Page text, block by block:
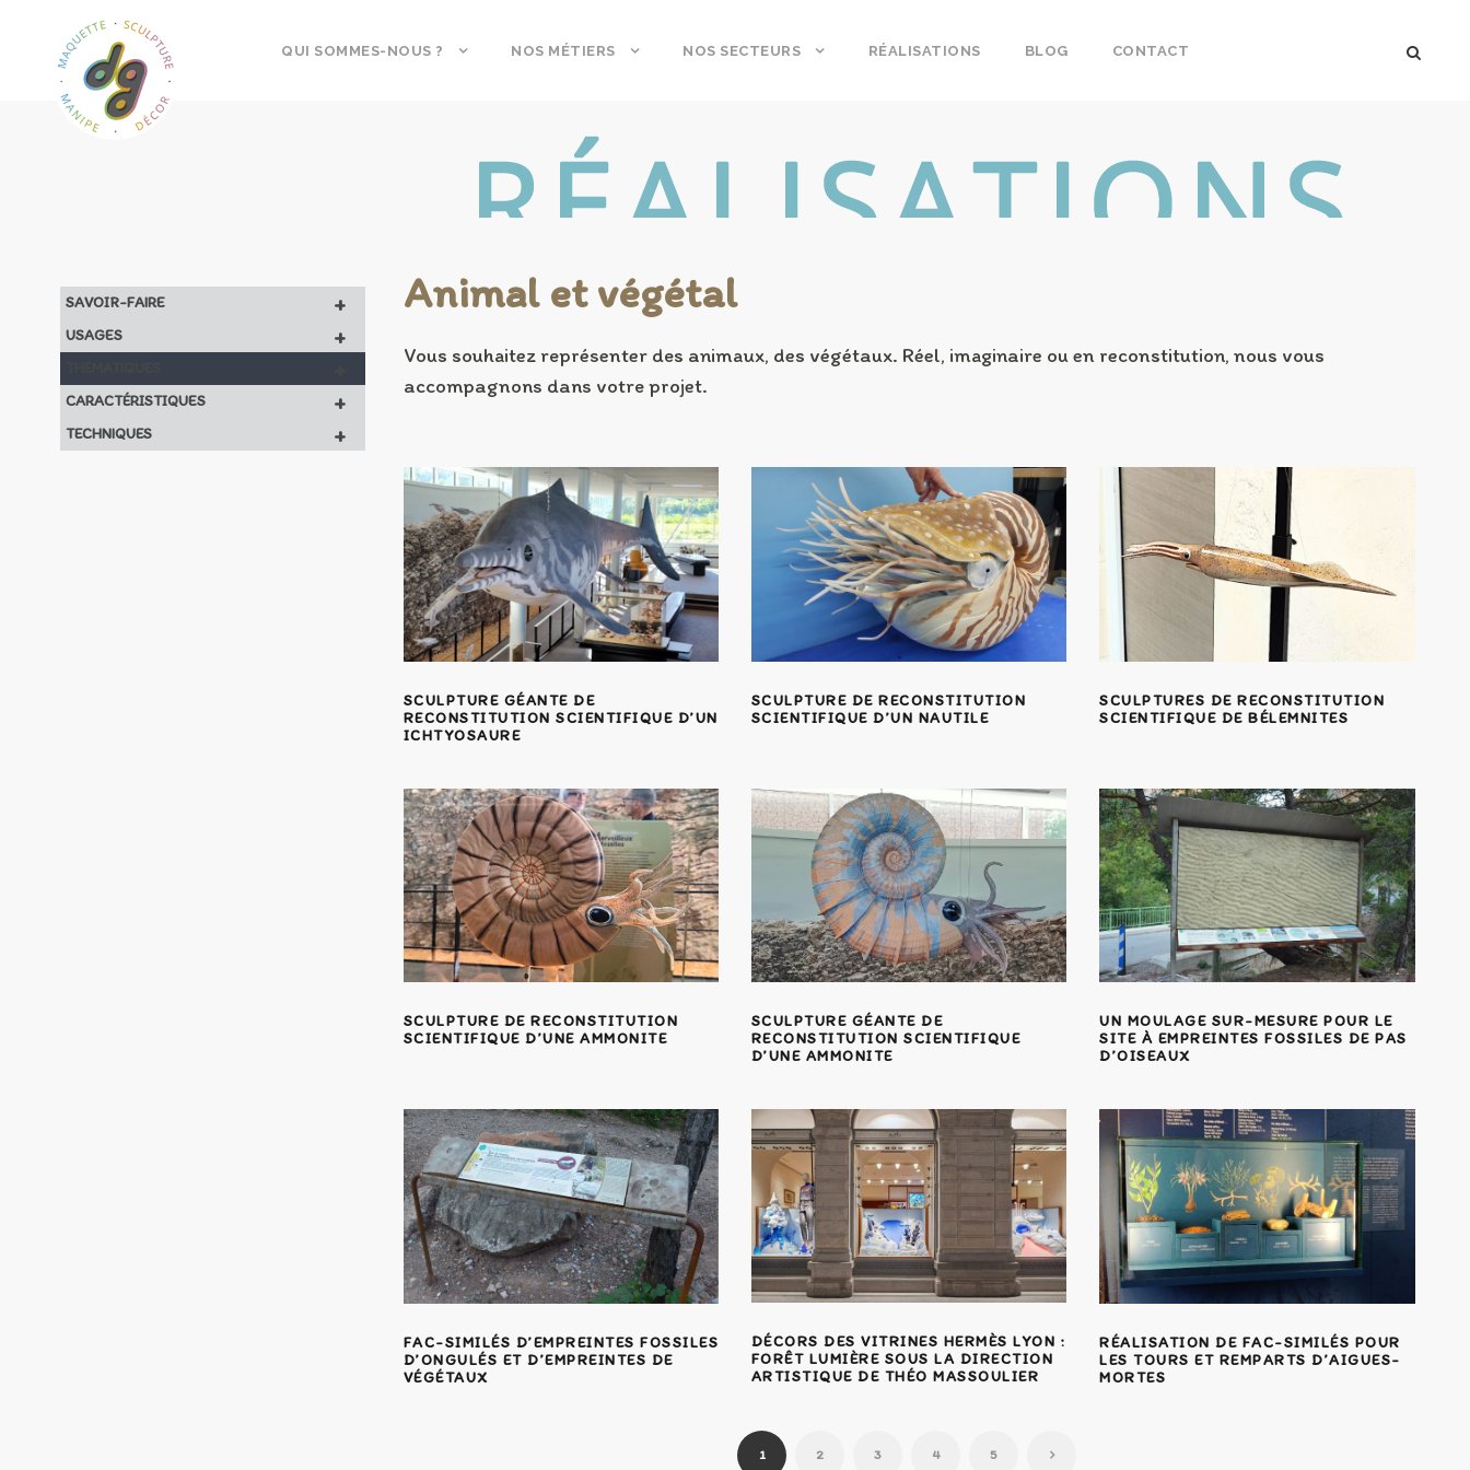
QUI SOMMES-NOUS ? NOS MÉTIERS NOS SECTEURS RÉALISATIONS BLOG CONTACT
Animal et végétal
Vous souhaitez représenter des animaux, des végétaux. Réel, imaginaire ou en reconstitution, nous vous
accompagnons dans votre projet.
SCULPTURE GÉANTE DE
RECONSTITUTION SCIENTIFIQUE D’UN
ICHTYOSAURE
SCULPTURE DE RECONSTITUTION
SCIENTIFIQUE D’UN NAUTILE
SCULPTURES DE RECONSTITUTION
SCIENTIFIQUE DE BÉLEMNITES
SCULPTURE DE RECONSTITUTION
SCIENTIFIQUE D’UNE AMMONITE
SCULPTURE GÉANTE DE
RECONSTITUTION SCIENTIFIQUE
D’UNE AMMONITE
UN MOULAGE SUR-MESURE POUR LE
SITE À EMPREINTES FOSSILES DE PAS
D’OISEAUX
FAC-SIMILÉS D’EMPREINTES FOSSILES
D’ONGULÉS ET D’EMPREINTES DE
VÉGÉTAUX
DÉCORS DES VITRINES HERMÈS LYON :
FORÊT LUMIÈRE SOUS LA DIRECTION
ARTISTIQUE DE THÉO MASSOULIER
RÉALISATION DE FAC-SIMILÉS POUR
LES TOURS ET REMPARTS D’AIGUES-
MORTES
1 2 3 4 5
+
SAVOIR-FAIRE
+
USAGES
+
CARACTÉRISTIQUES
+
TECHNIQUES